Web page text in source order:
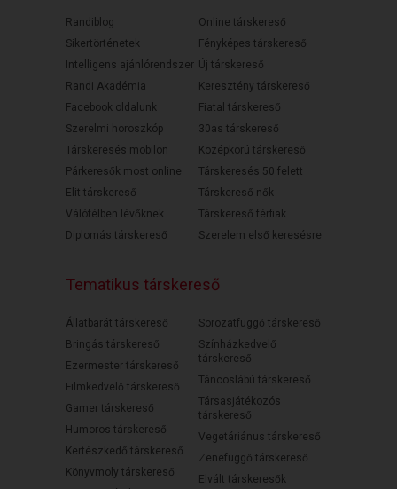
Randiblog
Sikertörténetek
Intelligens ajánlórendszer
Randi Akadémia
Facebook oldalunk
Szerelmi horoszkóp
Társkeresés mobilon
Párkeresők most online
Elit társkereső
Válófélben lévőknek
Diplomás társkereső
Online társkereső
Fényképes társkereső
Új társkereső
Keresztény társkereső
Fiatal társkereső
30as társkereső
Középkorú társkereső
Társkeresés 50 felett
Társkereső nők
Társkereső férfiak
Szerelem első keresésre
Tematikus társkereső
Állatbarát társkereső
Bringás társkereső
Ezermester társkereső
Filmkedvelő társkereső
Gamer társkereső
Humoros társkereső
Kertészkedő társkereső
Könyvmoly társkereső
Sorozatfüggő társkereső
Színházkedvelő
társkereső
Táncoslábú társkereső
Társasjátékozós
társkereső
Vegetáriánus társkereső
Zenefüggő társkereső
Elvált társkeresők